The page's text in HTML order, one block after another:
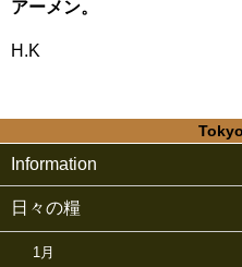
アーメン。
H.K
Information
日々の糧
1月